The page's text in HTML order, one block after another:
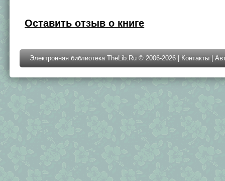
Оставить отзыв о книге
Электронная библиотека TheLib.Ru © 2006-2026 | Контакты |